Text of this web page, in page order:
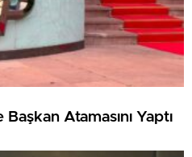
Atamasını Yaptı